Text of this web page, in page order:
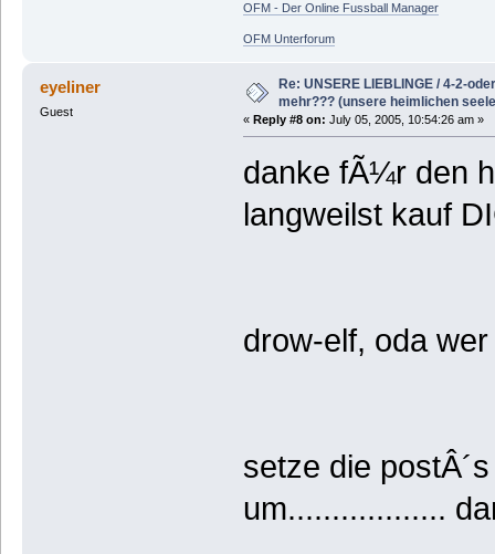
OFM - Der Online Fussball Manager
OFM Unterforum
eyeliner
Guest
Re: UNSERE LIEBLINGE / 4-2-
mehr??? (unsere heimlichen
« Reply #8 on: July 05, 2005, 10:54:26 am »
danke fÃ¼r den
langweilst kauf
drow-elf, oda
setze die
um..................